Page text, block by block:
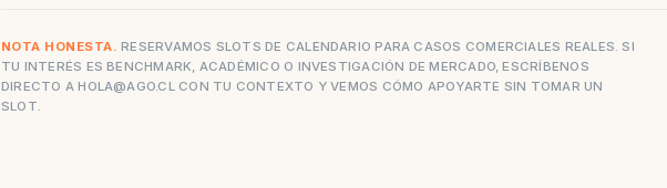
NOTA HONESTA. RESERVAMOS SLOTS DE CALENDARIO PARA CASOS COMERCIALES REALES. SI
TU INTERÉS ES BENCHMARK, ACADÉMICO O INVESTIGACIÓN DE MERCADO, ESCRÍBENOS
DIRECTO AHOLA@AGO.CLCON TU CONTEXTO Y VEMOS CÓMO APOYARTE SIN TOMAR UN
SLOT.